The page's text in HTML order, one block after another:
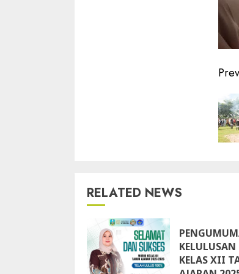
RELATED NEWS
KELAS XII